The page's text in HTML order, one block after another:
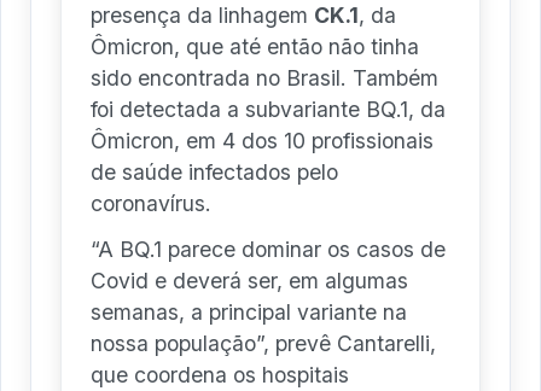
presença da linhagem CK.1, da
Ômicron, que até então não tinha
sido encontrada no Brasil. Também
foi detectada a subvariante BQ.1, da
Ômicron, em 4 dos 10 profissionais
de saúde infectados pelo
coronavírus.
“A BQ.1 parece dominar os casos de
Covid e deverá ser, em algumas
semanas, a principal variante na
nossa população”, prevê Cantarelli,
que coordena os hospitais